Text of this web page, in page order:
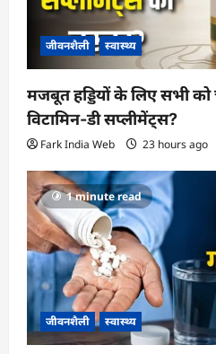
जीवनशैली स्वास्थ्य
मजबूत हड्डियों के लिए सभी
विटामिन-डी सप्लीमेंट्स?
Fark India Web 23 hours ago
1 minute read
जीवनशैली स्वास्थ्य